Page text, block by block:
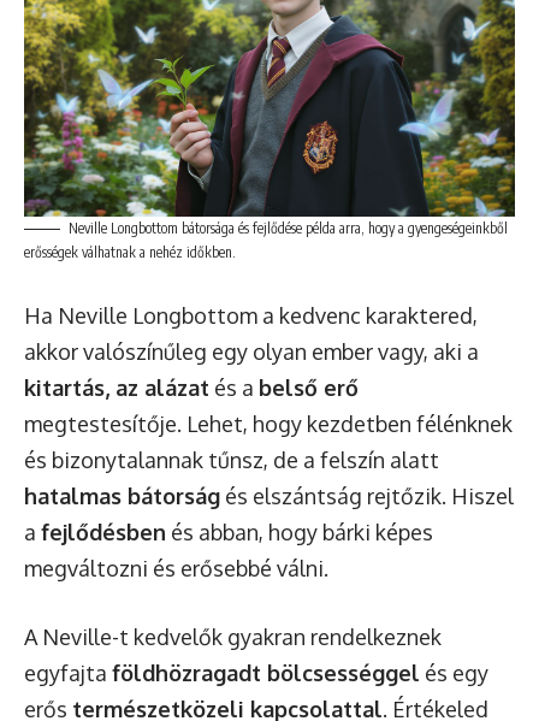
Neville Longbottom bátorsága és fejlődése példa arra, hogy a gyengeségeinkből
erősségek válhatnak a nehéz időkben.
Ha Neville Longbottom a kedvenc karaktered,
akkor valószínűleg egy olyan ember vagy, aki a
kitartás, az alázat és a belső erő
megtestesítője. Lehet, hogy kezdetben félénknek
és bizonytalannak tűnsz, de a felszín alatt
hatalmas bátorság és elszántság rejtőzik. Hiszel
a fejlődésben és abban, hogy bárki képes
megváltozni és erősebbé válni.
A Neville-t kedvelők gyakran rendelkeznek
egyfajta földhözragadt bölcsességgel és egy
erős természetközeli kapcsolattal. Értékeled